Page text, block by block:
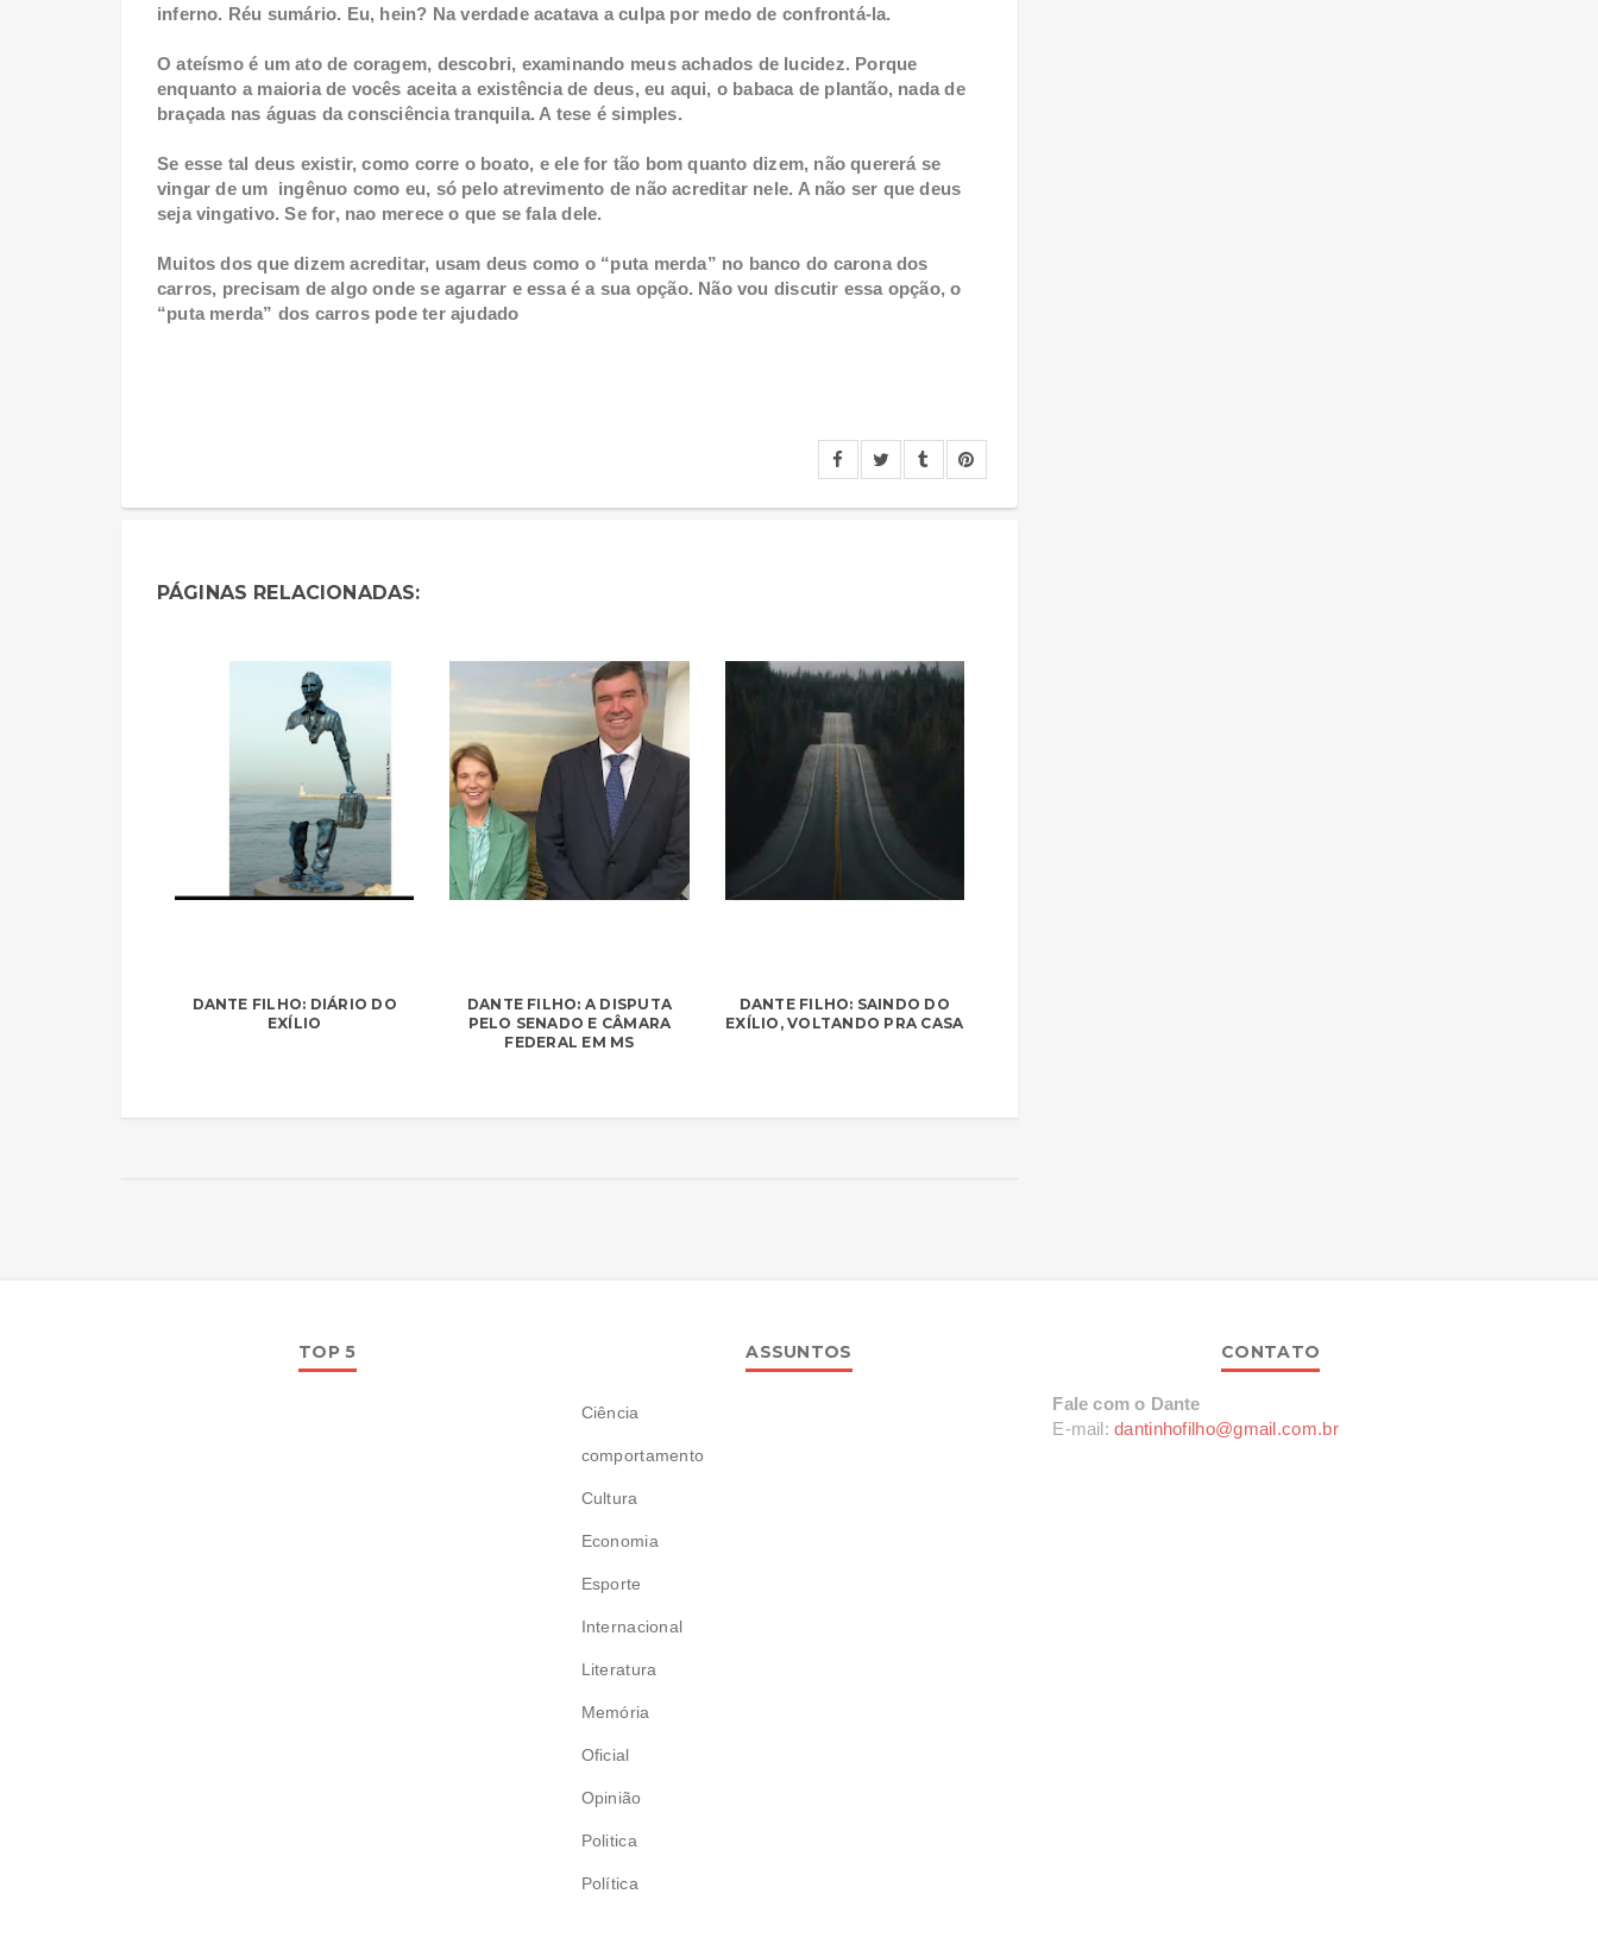
inferno. Réu sumário. Eu, hein? Na verdade acatava a culpa por medo de confrontá-la.
O ateísmo é um ato de coragem, descobri, examinando meus achados de lucidez. Porque
enquanto a maioria de vocês aceita a existência de deus, eu aqui, o babaca de plantão, nada de
braçada nas águas da consciência tranquila. A tese é simples.
Se esse tal deus existir, como corre o boato, e ele for tão bom quanto dizem, não quererá se
vingar de um ingênuo como eu, só pelo atrevimento de não acreditar nele. A não ser que deus
seja vingativo. Se for, nao merece o que se fala dele.
Muitos dos que dizem acreditar, usam deus como o “puta merda” no banco do carona dos
carros, precisam de algo onde se agarrar e essa é a sua opção. Não vou discutir essa opção, o
“puta merda” dos carros pode ter ajudado
PÁGINAS RELACIONADAS:
DANTE FILHO: DIÁRIO DO
EXÍLIO
DANTE FILHO: A DISPUTA
PELO SENADO E CÂMARA
FEDERAL EM MS
DANTE FILHO: SAINDO DO
EXÍLIO, VOLTANDO PRA CASA
TOP 5 ASSUNTOS
Ciência
comportamento
Cultura
Economia
Esporte
Internacional
Literatura
Memória
Oficial
Opinião
Politica
Política
CONTATO
Fale com o Dante
E-mail: dantinhofilho@gmail.com.br